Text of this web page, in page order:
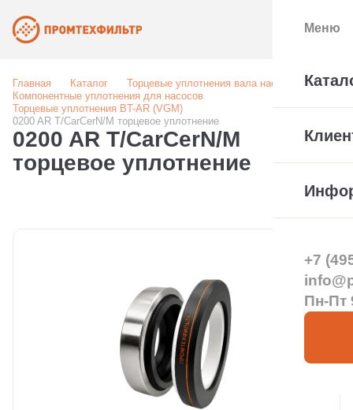
Главная Каталог
Торцевые уплотнения вала насоса
Компонентные уплотнения для насосов
Торцевые уплотнения BT-AR (VGM)
0200 AR T/CarCerN/M торцевое уплотнение
0200 AR T/CarCerN/M
торцевое уплотнение
Меню
+7
Пн-Пт